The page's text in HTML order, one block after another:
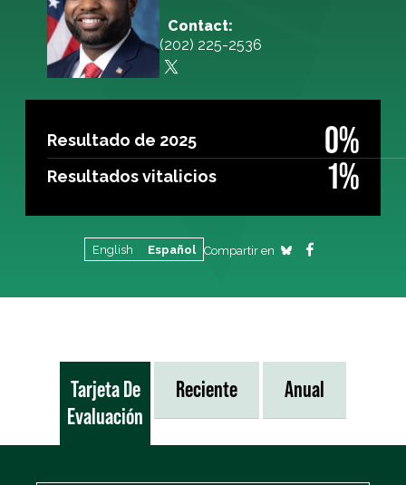
Contact:
(202) 225-2536
Resultado de 2025 0%
Resultados vitalicios 1%
English Español Compartir en
Tarjeta De
Evaluación
Reciente Anual